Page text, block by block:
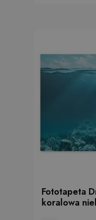
Fototapeta
koralowa